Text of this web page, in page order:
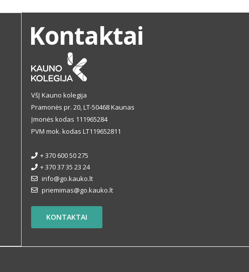
Kontaktai
VšĮ Kauno kolegija
Pramonės pr. 20, LT-50468 Kaunas
Įmonės kodas 111965284
PVM mok. kodas LT119652811
+ 370 600 50 275
+ 370 37 35 23 24
info@go.kauko.lt
priemimas@go.kauko.lt
KONTAKTAI